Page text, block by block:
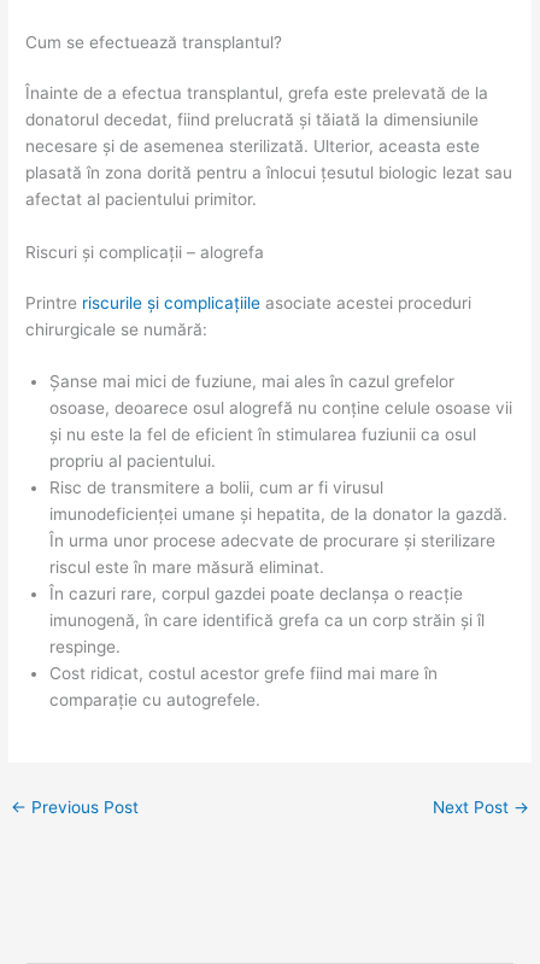
Cum se efectuează transplantul?
Înainte de a efectua transplantul, grefa este prelevată de la
donatorul decedat, fiind prelucrată și tăiată la dimensiunile
necesare și de asemenea sterilizată. Ulterior, aceasta este
plasată în zona dorită pentru a înlocui țesutul biologic lezat sau
afectat al pacientului primitor.
Riscuri și complicații – alogrefa
Printre riscurile și complicațiile asociate acestei proceduri
chirurgicale se numără:
Șanse mai mici de fuziune, mai ales în cazul grefelor
osoase, deoarece osul alogrefă nu conține celule osoase vii
și nu este la fel de eficient în stimularea fuziunii ca osul
propriu al pacientului.
Risc de transmitere a bolii, cum ar fi virusul
imunodeficienței umane și hepatita, de la donator la gazdă.
În urma unor procese adecvate de procurare și sterilizare
riscul este în mare măsură eliminat.
În cazuri rare, corpul gazdei poate declanșa o reacție
imunogenă, în care identifică grefa ca un corp străin și îl
respinge.
Cost ridicat, costul acestor grefe fiind mai mare în
comparație cu autogrefele.
← Previous Post Next Post →